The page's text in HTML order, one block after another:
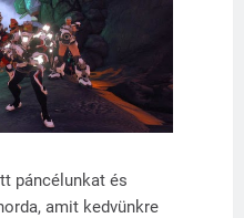
páncélunkat és
amit kedvünkre